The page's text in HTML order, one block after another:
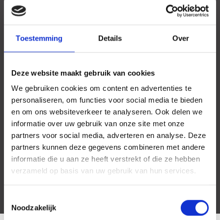
Toestemming Details Over
Deze website maakt gebruik van cookies
We gebruiken cookies om content en advertenties te
personaliseren, om functies voor social media te bieden
en om ons websiteverkeer te analyseren. Ook delen we
informatie over uw gebruik van onze site met onze
partners voor social media, adverteren en analyse. Deze
partners kunnen deze gegevens combineren met andere
informatie die u aan ze heeft verstrekt of die ze hebben
verzameld op basis van uw gebruik van hun services.
Noodzakelijk